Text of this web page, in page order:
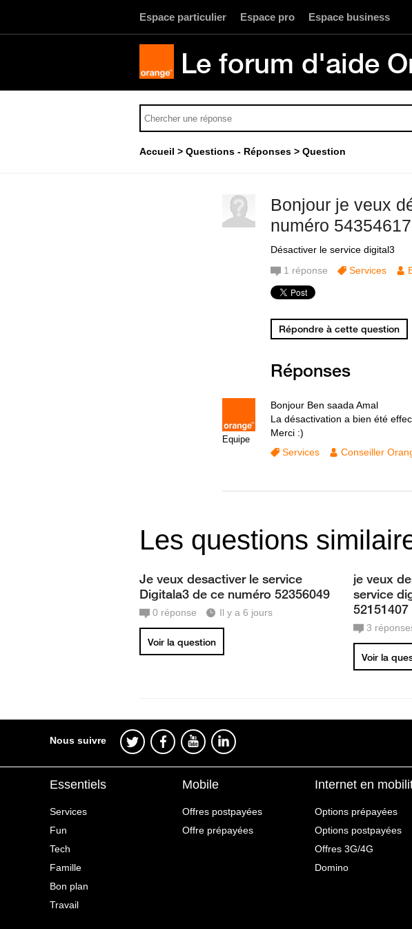
Espace particulier Espace pro Espace business
Le forum d'aide
Accueil Questions - Réponses Question
Bonjour je veux
numéro
Désactiver le service digital3
1 réponse Services
Répondre à cette question
Réponses
Equipe
Bonjour Ben saada Amal
La désactivation a bien été
Merci :)
Services
Conseiller
Les questions
Je veux desactiver le service
Digitala3 de ce numéro 52356049
0 réponse Il y a 6 jours
Voir la question
je veux
service
3
Voir la
Nous suivre
Essentiels
Services
Fun
Tech
Famille
Bon plan
Travail
Mobile
Offres postpayées
Offre prépayées
Internet en
Options prépayées
Options postpayées
Offres 3G/4G
Domino